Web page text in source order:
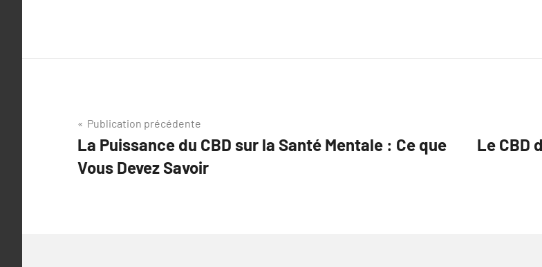
Navigation
de
l’article
Publication précédente
La Puissance du CBD sur la Santé Mentale : Ce que
Vous Devez Savoir
Le CBD